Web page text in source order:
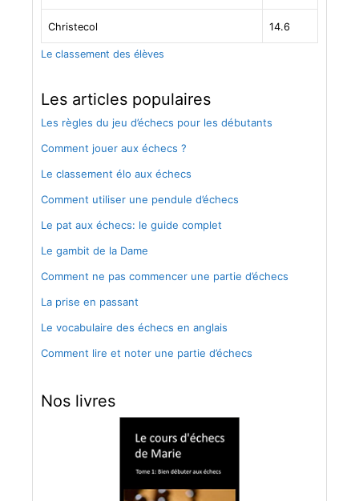
Christecol 14.6
Le classement des élèves
Les articles populaires
Les règles du jeu d’échecs pour les débutants
Comment jouer aux échecs ?
Le classement élo aux échecs
Comment utiliser une pendule d’échecs
Le pat aux échecs: le guide complet
Le gambit de la Dame
Comment ne pas commencer une partie d’échecs
La prise en passant
Le vocabulaire des échecs en anglais
Comment lire et noter une partie d’échecs
Nos livres